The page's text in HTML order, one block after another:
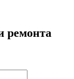
ремонта